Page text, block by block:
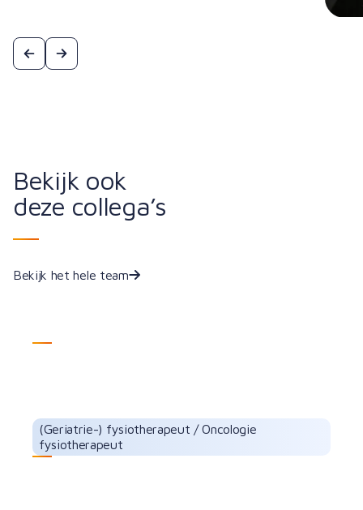
Bekijk ook
deze collega’s
Bekijk het hele team
(Geriatrie-) fysiotherapeut / Oncologie
fysiotherapeut